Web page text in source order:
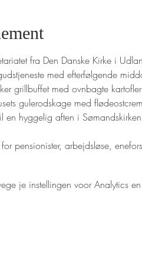
fra Den Danske Kirke i
med efterfølgende
grillbuffet med ovnbagte
gulerodskage med
hyggelig aften i Sømandskirken
for pensionister, arbejdsløse,
je instellingen voor Analytics